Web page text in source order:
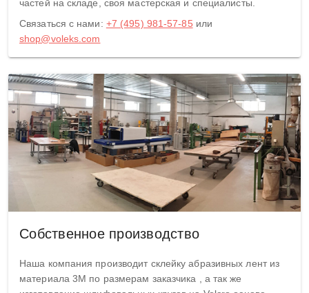
частей на складе, своя мастерская и специалисты.
Связаться с нами: +7 (495) 981-57-85 или
shop@voleks.com
Собственное производство
Наша компания производит склейку абразивных лент из
материала 3М по размерам заказчика , а так же